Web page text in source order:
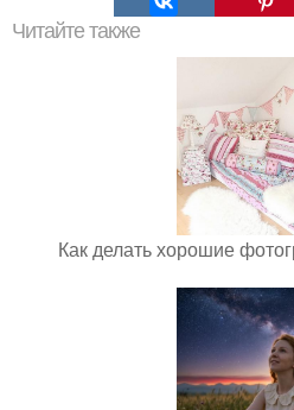
Читайте также
Как делать хорошие